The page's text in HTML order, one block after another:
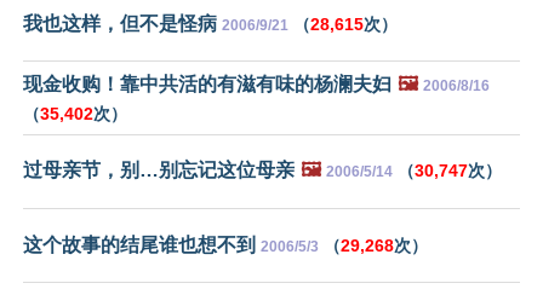
我也这样，但不是怪病 2006/9/21 （28,615次）
现金收购！靠中共活的有滋有味的杨澜夫妇 🖼️ 2006/8/16
（35,402次）
过母亲节，别…别忘记这位母亲 🖼️ 2006/5/14 （30,747次）
这个故事的结尾谁也想不到 2006/5/3 （29,268次）